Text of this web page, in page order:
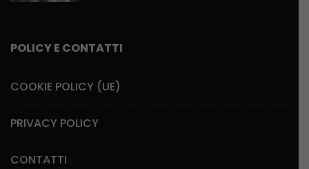
POLICY E CONTATTI
COOKIE POLICY (UE)
PRIVACY POLICY
CONTATTI